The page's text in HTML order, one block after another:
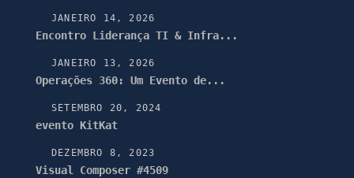
JANEIRO 14, 2026
Encontro Liderança TI & Infra...
JANEIRO 13, 2026
Operações 360: Um Evento de...
SETEMBRO 20, 2024
evento KitKat
DEZEMBRO 8, 2023
Visual Composer #4509